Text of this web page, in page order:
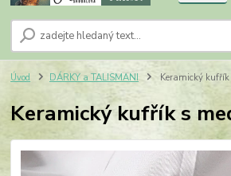
Úvod DÁRKY a TALISMANI Keramický
Keramický kufřík s